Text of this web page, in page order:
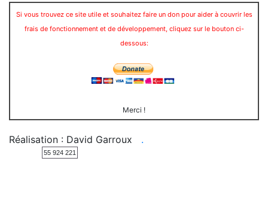
Si vous trouvez ce site utile et souhaitez faire un don pour aider à couvrir les
frais de fonctionnement et de développement, cliquez sur le bouton ci-
dessous:
Merci !
Réalisation : David Garroux .
55 924 221